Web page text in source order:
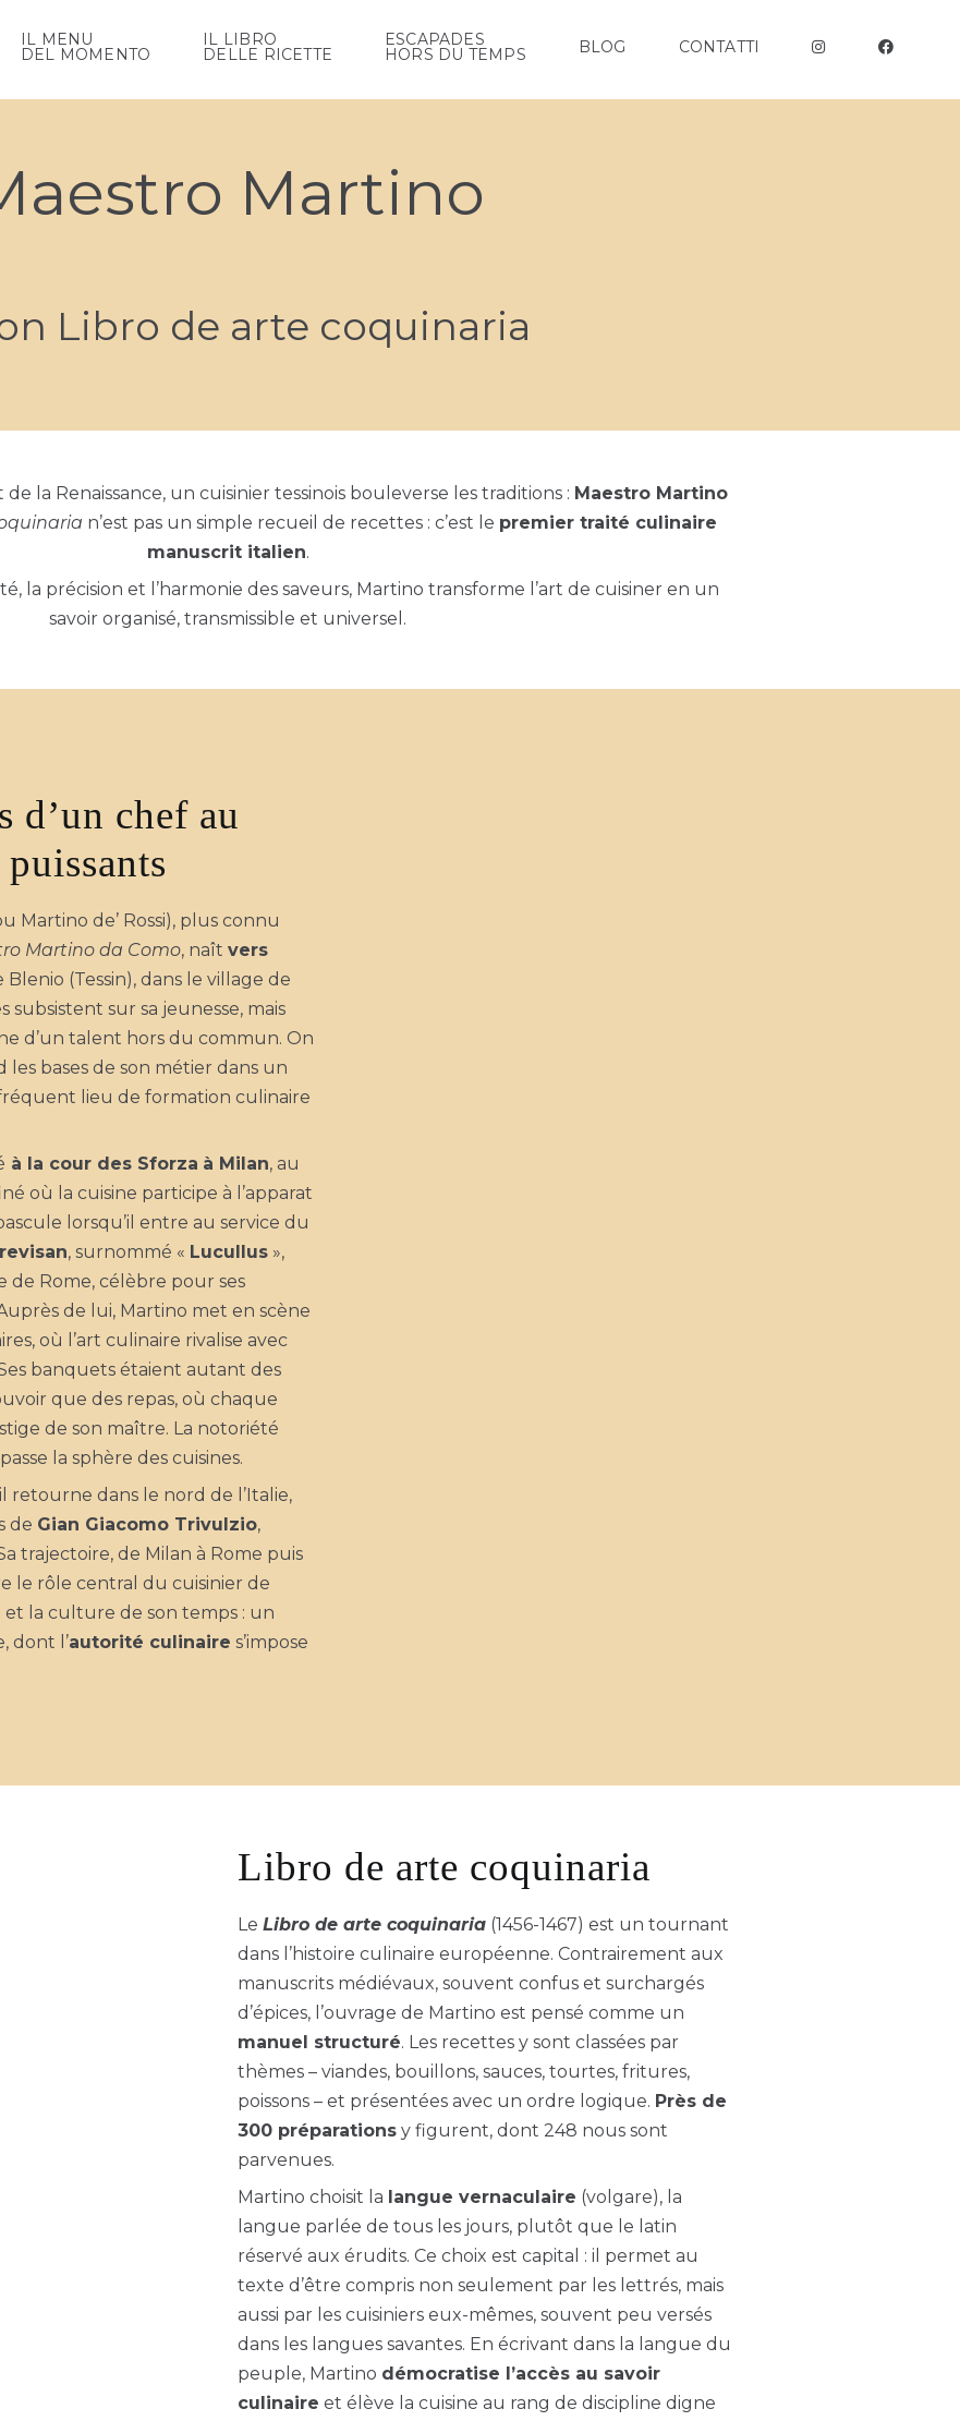
IL MENU
DEL MOMENTO
IL LIBRO
DELLE RICETTE
ESCAPADES
HORS DU TEMPS BLOG CONTATTI
Martino
Libro de arte coquinaria
la Renaissance, un cuisinier tessinois bouleverse les traditions : Maestro Martino
n’est pas un simple recueil de recettes : c’est le premier traité culinaire
manuscrit italien.
la précision et l’harmonie des saveurs, Martino transforme l’art de cuisiner en un
savoir organisé, transmissible et universel.
d’un chef au
Martino de’ Rossi), plus connu
Martino da Como, naît vers
(Tessin), dans le village de
subsistent sur sa jeunesse, mais
d’un talent hors du commun. On
les bases de son métier dans un
lieu de formation culinaire
à la cour des Sforza à Milan, au
où la cuisine participe à l’apparat
lorsqu’il entre au service du
, surnommé « Lucullus»,
Rome, célèbre pour ses
de lui, Martino met en scène
où l’art culinaire rivalise avec
banquets étaient autant des
que des repas, où chaque
de son maître. La notoriété
la sphère des cuisines.
retourne dans le nord de l’Italie,
de Gian Giacomo Trivulzio,
trajectoire, de Milan à Rome puis
le rôle central du cuisinier de
la culture de son temps : un
dont l’autorité culinaire s’impose
Libro de arte coquinaria
Le Libro de arte coquinaria(1456-1467) est un tournant
dans l’histoire culinaire européenne. Contrairement aux
manuscrits médiévaux, souvent confus et surchargés
d’épices, l’ouvrage de Martino est pensé comme un
manuel structuré. Les recettes y sont classées par
thèmes – viandes, bouillons, sauces, tourtes, fritures,
poissons – et présentées avec un ordre logique. Près de
300 préparationsy figurent, dont 248 nous sont
parvenues.
Martino choisit la langue vernaculaire (volgare), la
langue parlée de tous les jours, plutôt que le latin
réservé aux érudits. Ce choix est capital : il permet au
texte d’être compris non seulement par les lettrés, mais
aussi par les cuisiniers eux-mêmes, souvent peu versés
dans les langues savantes. En écrivant dans la langue du
peuple, Martino démocratise l’accès au savoir
culinaire et élève la cuisine au rang de discipline digne